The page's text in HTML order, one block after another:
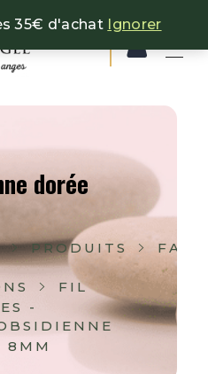
35€ d'achat Ignorer
PRODUITS
FIL
-
8MM
dorée